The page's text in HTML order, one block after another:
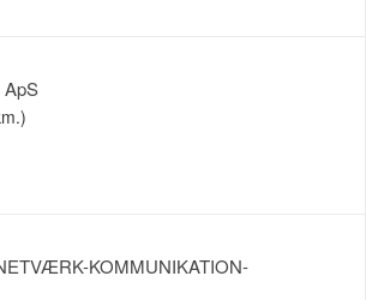
ApS
KOMMUNIKATION-